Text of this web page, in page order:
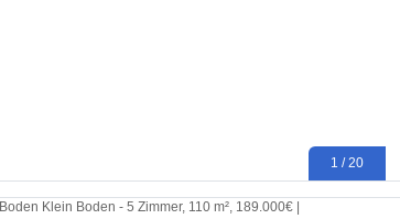
1 / 20